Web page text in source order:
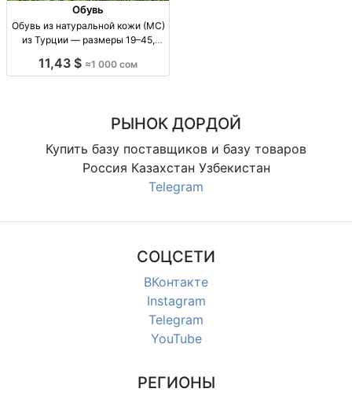
Обувь
Обувь из натуральной кожи (МС)
из Турции — размеры 19–45,
р-ры 19–45; скидка до -80%; для
11,43 $ ≈1 000 сом
РЫНОК ДОРДОЙ
Купить базу поставщиков и базу товаров
Россия Казахстан Узбекистан
Telegram
СОЦСЕТИ
ВКонтакте
Instagram
Telegram
YouTube
РЕГИОНЫ